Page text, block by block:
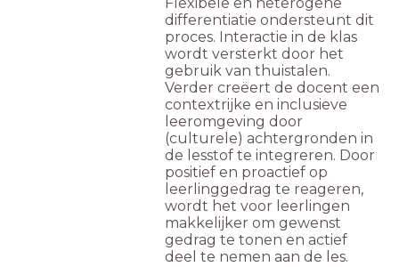
Flexibele en heterogene
differentiatie ondersteunt dit
proces. Interactie in de klas
wordt versterkt door het
gebruik van thuistalen.
Verder creëert de docent een
contextrijke en inclusieve
leeromgeving door
(culturele) achtergronden in
de lesstof te integreren. Door
positief en proactief op
leerlinggedrag te reageren,
wordt het voor leerlingen
makkelijker om gewenst
gedrag te tonen en actief
deel te nemen aan de les.